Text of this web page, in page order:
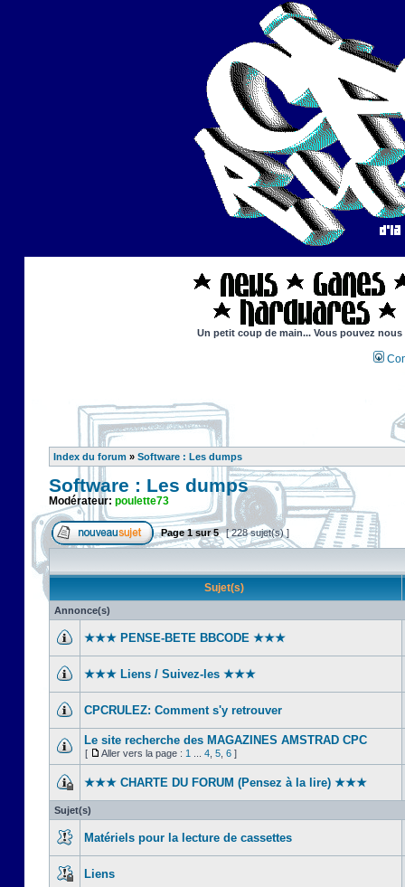
Un petit coup de main... Vous pouvez
Index du forum » Software : Les dumps
Software : Les dumps
Modérateur: poulette73
Page1sur5 [ 228 sujet(s) ]
Sujet(s)
Annonce(s)
★★★ PENSE-BETE BBCODE ★★★
★★★ Liens / Suivez-les ★★★
CPCRULEZ: Comment s'y retrouver‎
Le site recherche des MAGAZINES AMSTRAD CPC
[ Aller vers la page : 1 4 5 6 ]
★★★ CHARTE DU FORUM (Pensez à la lire) ★★★
Sujet(s)
Matériels pour la lecture de cassettes
Liens